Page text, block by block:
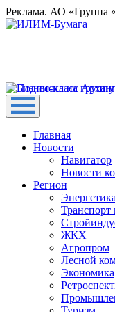
Реклама. АО
Главная
Новости
Навигатор
Новости
Регион
Энергетика
Транспорт
ЖКХ
Агропром
Лесной
Экономика